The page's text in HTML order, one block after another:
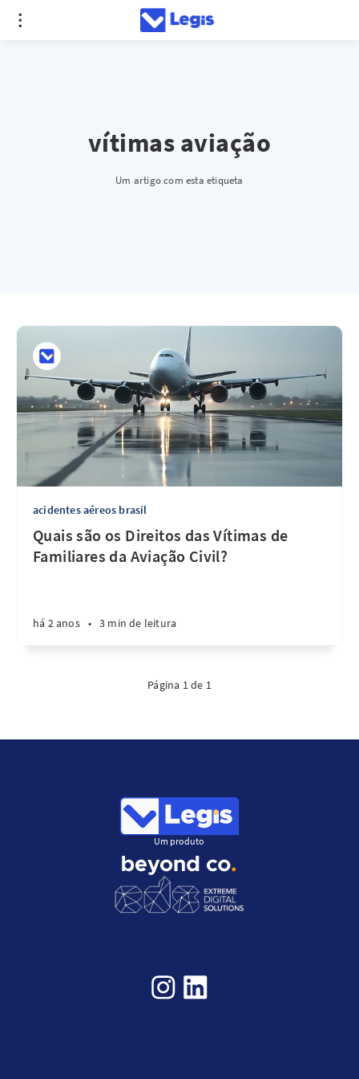
vítimas aviação
Um artigo com esta etiqueta
acidentes aéreos brasil
Quais são os Direitos das Vítimas de
Familiares da Aviação Civil?
há 2 anos • 3 min de leitura
Página 1 de 1
Um produto